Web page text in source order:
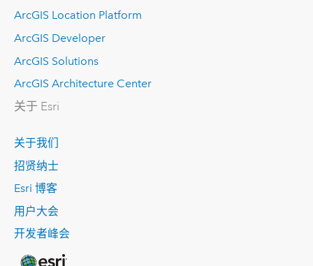
ArcGIS Location Platform
ArcGIS Developer
ArcGIS Solutions
ArcGIS Architecture Center
关于 Esri
关于我们
招贤纳士
Esri 博客
用户大会
开发者峰会